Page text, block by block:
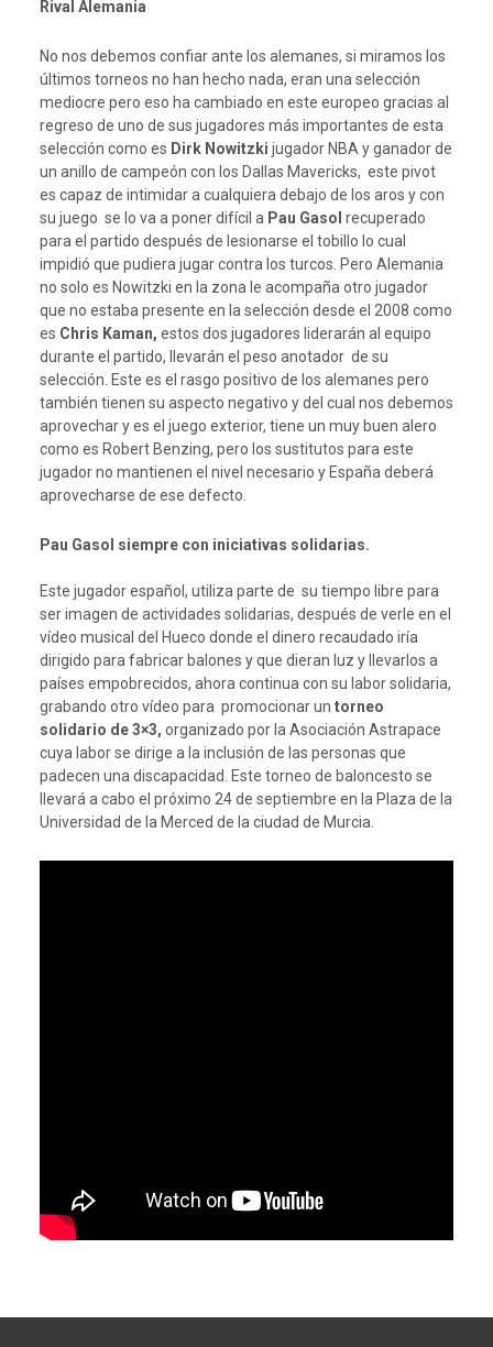
Rival Alemania
No nos debemos confiar ante los alemanes, si miramos los
últimos torneos no han hecho nada, eran una selección
mediocre pero eso ha cambiado en este europeo gracias al
regreso de uno de sus jugadores más importantes de esta
selección como es Dirk Nowitzki jugador NBA y ganador de
un anillo de campeón con los Dallas Mavericks, este pivot
es capaz de intimidar a cualquiera debajo de los aros y con
su juego se lo va a poner difícil a Pau Gasol recuperado
para el partido después de lesionarse el tobillo lo cual
impidió que pudiera jugar contra los turcos. Pero Alemania
no solo es Nowitzki en la zona le acompaña otro jugador
que no estaba presente en la selección desde el 2008 como
es Chris Kaman, estos dos jugadores liderarán al equipo
durante el partido, llevarán el peso anotador de su
selección. Este es el rasgo positivo de los alemanes pero
también tienen su aspecto negativo y del cual nos debemos
aprovechar y es el juego exterior, tiene un muy buen alero
como es Robert Benzing, pero los sustitutos para este
jugador no mantienen el nivel necesario y España deberá
aprovecharse de ese defecto.
Pau Gasol siempre con iniciativas solidarias.
Este jugador español, utiliza parte de su tiempo libre para
ser imagen de actividades solidarias, después de verle en el
vídeo musical del Hueco donde el dinero recaudado iría
dirigido para fabricar balones y que dieran luz y llevarlos a
países empobrecidos, ahora continua con su labor solidaria,
grabando otro vídeo para promocionar un torneo
solidario de 3×3, organizado por la Asociación Astrapace
cuya labor se dirige a la inclusión de las personas que
padecen una discapacidad. Este torneo de baloncesto se
llevará a cabo el próximo 24 de septiembre en la Plaza de la
Universidad de la Merced de la ciudad de Murcia.